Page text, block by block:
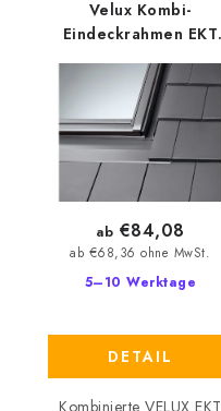
Velux Kombi-
Eindeckrahmen EKT
5–10 Werktage
ab €68,36 ohne MwSt.
ab €84,08
DETAIL